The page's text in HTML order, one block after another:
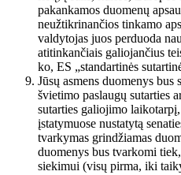
pakankamos duomenų
neužtikrinančios tinkamo
valdytojas juos perduoda
atitinkančiais galiojančius
ko, ES „standartinės
Jūsų asmens duomenys
švietimo paslaugų sutarties
sutarties galiojimo
įstatymuose nustatytą
tvarkymas grindžiamas
duomenys bus tvarkomi
siekimui (visų pirma, iki